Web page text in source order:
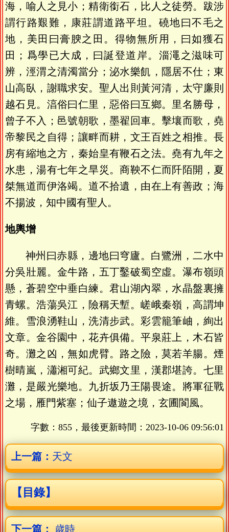
海，喻人之見小；精衛銜石，比人之徒勞。跋涉
謂行路艱難，康莊謂道路平坦。磽地曰不毛之
地，美田曰膏腴之田。得物無所用，曰如獲石
田；爲學已大成，曰誕登道岸。淄澠之滋味可
辨，涇渭之清濁當分；泌水樂飢，隱居不仕；東
山高臥，謝職求安。聖人出則黃河清，太守廉則
越石見。湻俗曰仁里，惡俗曰互鄉。里名勝母，
曾子不入；邑號朝歌，墨翟回車。擊壤而歌，堯
帝黎民之自得；讓畔而耕，文王百姓之相推。長
房有縮地之方，秦始皇有鞭石之法。堯有九年之
水患，湯有七年之旱災。商鞅不仁而阡陌開，夏
桀無道而伊洛竭。道不拾遺，由在上有善政；海
不揚波，知中國有聖人。
地輿增
神州曰赤縣，邊地曰穹廬。白鷺洲，二水中
分吳壯麗。金牛路，五丁鑿破蜀空虛。瀑布嶺頭
懸，蒼碧空中垂白練。君山湖內翠，水晶盤裏擁
青螺。浩蕩吳江，險稱天塹。嵯峨秦嶺，高謂坤
維。雪浪湧鞋山，洗清步武。彩雲籠筆岫，絢出
文章。金谷園中，花卉俱備。平泉莊上，木石皆
奇。灘之凶，無如虎臂。路之險，莫若羊腸。煙
樹晴嵐，瀟湘可紀。武鄉文里，漢郡堪誇。七里
灘，是嚴光樂地。九折坂乃王陽畏途。將軍征戰
之場，雁門紫塞；仙子遨遊之境，玄圃閬風。
字數：855，最後更新時間： 2023-10-06 09:56:01
上一篇： 天文
【目錄】
下一篇： 歲時